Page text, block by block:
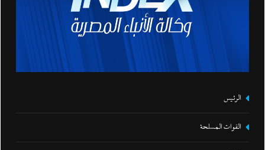
الرئيس
القوات المسلحة